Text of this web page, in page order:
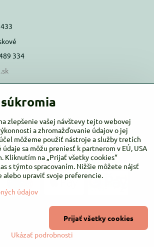
334
PD Melčice
ŠT 8:00 - 16:00
Copyright
Zásady ochrany osobných údajov
pomocou:BiznisWeb.sk
zlepšenie vašej návštevy tejto webovej
a zhromažďovanie údajov o jej
môžeme použiť nástroje a služby tretích
sa môžu preniesť k partnerom v EÚ, USA
Kliknutím na „Prijať všetky cookies“
s týmto spracovaním. Nižšie môžete nájsť
alebo upraviť svoje preferencie.
údajov
Ukázať podrobnosti
Prijať všetky cookies